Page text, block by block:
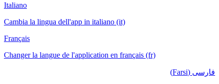
Italiano
Cambia la lingua dell'app in italiano (it)
Français
Changer la langue de l'application en français (fr)
فارسی (Farsi)